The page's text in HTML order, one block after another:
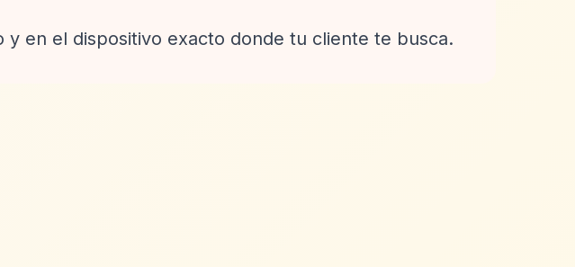
en el dispositivo exacto donde tu cliente te busca.